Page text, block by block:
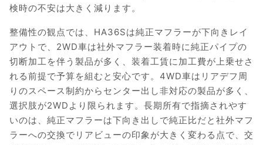
検時の不安は大きく減ります。
整備性の観点では、HA36Sは純正マフラーが下向きレイ
アウトで、2WD車は社外マフラー装着時に純正パイプの
切断加工を伴う製品が多く、装着工賃に加工費が上乗せさ
れる前提で予算を組むと安心です。4WD車はリアデフ周
りのスペース制約からセンター出し非対応の製品が多く、
選択肢が2WDより限られます。長期所有で指摘されやす
いのは、純正マフラーは下向き出しで純正比だと社外マフ
ラーへの交換でリアビューの印象が大きく変わる点で、交